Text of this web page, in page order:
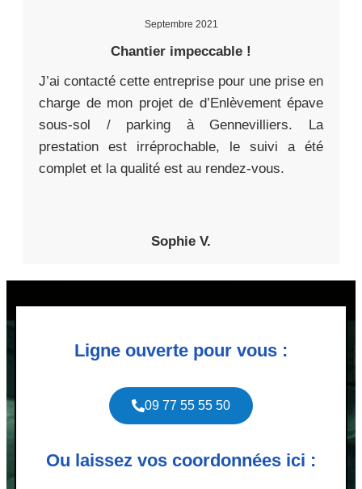
Septembre 2021
Chantier impeccable !
J’ai contacté cette entreprise pour une prise en
charge de mon projet de d’Enlèvement épave
sous-sol / parking à Gennevilliers. La
prestation est irréprochable, le suivi a été
complet et la qualité est au rendez-vous.
Sophie V.
Ligne ouverte pour vous :
09 77 55 55 50
Ou laissez vos coordonnées ici :